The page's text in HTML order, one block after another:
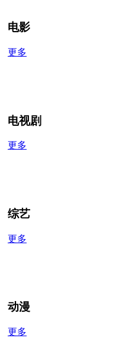
电影
更多
电视剧
更多
综艺
更多
动漫
更多